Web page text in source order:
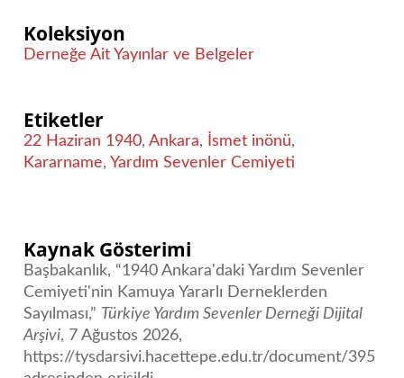
Koleksiyon
Derneğe Ait Yayınlar ve Belgeler
Etiketler
22 Haziran 1940,Ankara, İsmet inönü,
Kararname,Yardım Sevenler Cemiyeti
Kaynak Gösterimi
Başbakanlık, “1940 Ankara'daki Yardım Sevenler
Cemiyeti'nin Kamuya Yararlı Derneklerden
Sayılması,” Türkiye Yardım Sevenler Derneği Dijital
Arşivi, 7 Ağustos 2026,
https://tysdarsivi.hacettepe.edu.tr/document/395